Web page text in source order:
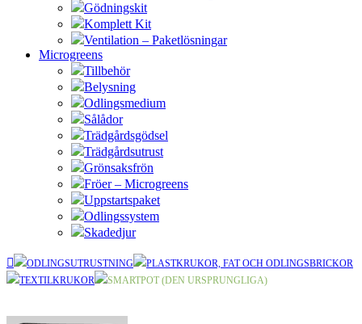
Gödningskit
Komplett Kit
Ventilation – Paketlösningar
Microgreens
Tillbehör
Belysning
Odlingsmedium
Sålådor
Trädgårdsgödsel
Trädgårdsutrust
Grönsaksfrön
Fröer – Microgreens
Uppstartspaket
Odlingssystem
Skadedjur
ODLINGSUTRUSTNING
PLASTKRUKOR, FAT OCH ODLINGSBRICKOR
TEXTILKRUKOR
SMARTPOT (DEN URSPRUNGLIGA)